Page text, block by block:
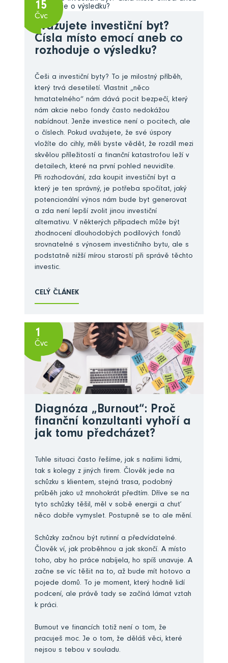
15
Čvc
Zvažujete investiční byt?
Čísla místo emocí aneb co
rozhoduje o výsledku?
Češi a investiční byty? To je milostný příběh,
který trvá desetiletí. Vlastnit „něco
hmatatelného“ nám dává pocit bezpečí, který
nám akcie nebo fondy často nedokážou
nabídnout. Jenže investice není o pocitech, ale
o číslech. Pokud uvažujete, že své úspory
vložíte do cihly, měli byste vědět, že rozdíl mezi
skvělou příležitostí a finanční katastrofou leží v
detailech, které na první pohled neuvidíte.
Při rozhodování, zda koupit investiční byt a
který je ten správný, je potřeba spočítat, jaký
potencionální výnos nám bude byt generovat
a zda není lepší zvolit jinou investiční
alternativu. V některých případech může být
zhodnocení dlouhodobých podílových fondů
srovnatelné s výnosem investičního bytu, ale s
podstatně nižší mírou starostí při správě těchto
investic.
CELÝ ČLÁNEK
1
Čvc
Diagnóza „Burnout“: Proč
finanční konzultanti vyhoří a
jak tomu předcházet?
Tuhle situaci často řešíme, jak s našimi lidmi,
tak s kolegy z jiných firem. Člověk jede na
schůzku s klientem, stejná trasa, podobný
průběh jako už mnohokrát předtím. Dříve se na
tyto schůzky těšil, měl v sobě energii a chuť
něco dobře vymyslet. Postupně se to ale mění.
Schůzky začnou být rutinní a předvídatelné.
Člověk ví, jak proběhnou a jak skončí. A místo
toho, aby ho práce nabíjela, ho spíš unavuje. A
začne se víc těšit na to, až bude mít hotovo a
pojede domů. To je moment, který hodně lidí
podcení, ale právě tady se začíná lámat vztah
k práci.
Burnout ve financích totiž není o tom, že
pracuješ moc. Je o tom, že děláš věci, které
nejsou s tebou v souladu.